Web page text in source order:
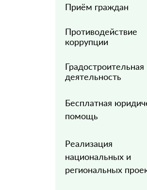
Приём граждан
Противодействие
коррупции
Градостроительная
деятельность
Бесплатная
помощь
Реализация
национальных и
региональных